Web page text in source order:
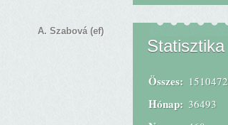
A. Szabová (ef)
Statisztika
Összes: 1510472
Hónap: 36493